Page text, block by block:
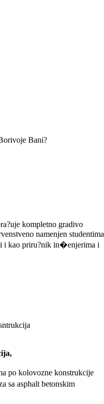
Bani?
kompletno gradivo
namenjen studentima
i kao priru?nik in�enjerima i
po kolovozne konstrukcije
sa asphalt betonskim